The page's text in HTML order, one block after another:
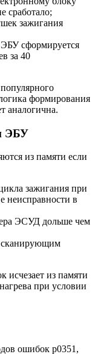
сработало;
зажигания
сформируется
за 40
формирования
аналогична.
ЭБУ
из памяти если
зажигания при
неисправности в
ЭСУД дольше чем
сканирующим
исчезает из памяти
при условии
ошибок р0351,